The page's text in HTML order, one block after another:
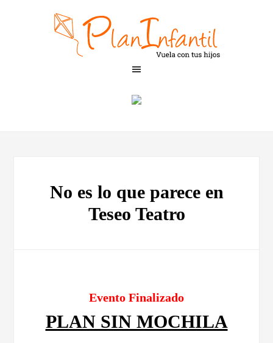
No es lo que parece en
Teseo Teatro
Evento Finalizado
PLAN SIN MOCHILA